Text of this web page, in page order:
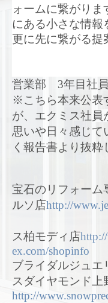
ォームに繋がりま
にある小さな情報
更に先に繋がる提
営業部 3年目社
※こちら本来公表
が、エクミス社員
思いや日々感じて
く報告書より抜粋
宝石のリフォー
ルソ店http://
イ
ス柏モディ店
ex.com/shopinfo
ブライダルジュ
スダイヤモンド上
http://